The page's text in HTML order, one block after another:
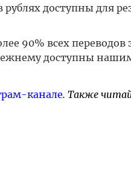
рублях доступны для
90% всех переводов
доступны
канале. Также